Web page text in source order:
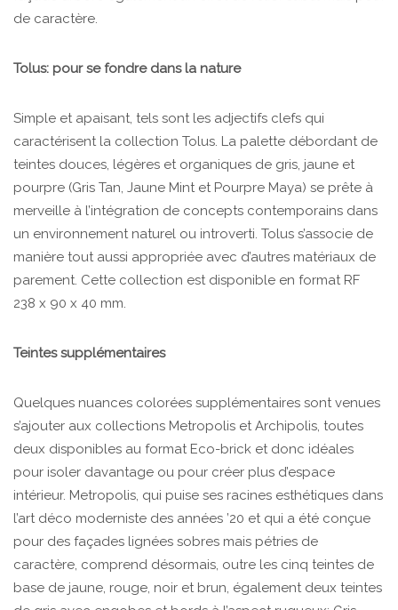
de caractère.
Tolus: pour se fondre dans la nature
Simple et apaisant, tels sont les adjectifs clefs qui
caractérisent la collection Tolus. La palette débordant de
teintes douces, légères et organiques de gris, jaune et
pourpre (Gris Tan, Jaune Mint et Pourpre Maya) se prête à
merveille à l’intégration de concepts contemporains dans
un environnement naturel ou introverti. Tolus s’associe de
manière tout aussi appropriée avec d’autres matériaux de
parement. Cette collection est disponible en format RF
238 x 90 x 40 mm.
Teintes supplémentaires
Quelques nuances colorées supplémentaires sont venues
s’ajouter aux collections Metropolis et Archipolis, toutes
deux disponibles au format Eco-brick et donc idéales
pour isoler davantage ou pour créer plus d’espace
intérieur. Metropolis, qui puise ses racines esthétiques dans
l’art déco moderniste des années ’20 et qui a été conçue
pour des façades lignées sobres mais pétries de
caractère, comprend désormais, outre les cinq teintes de
base de jaune, rouge, noir et brun, également deux teintes